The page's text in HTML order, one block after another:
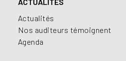
Actualités
Nos auditeurs témoignent
Agenda